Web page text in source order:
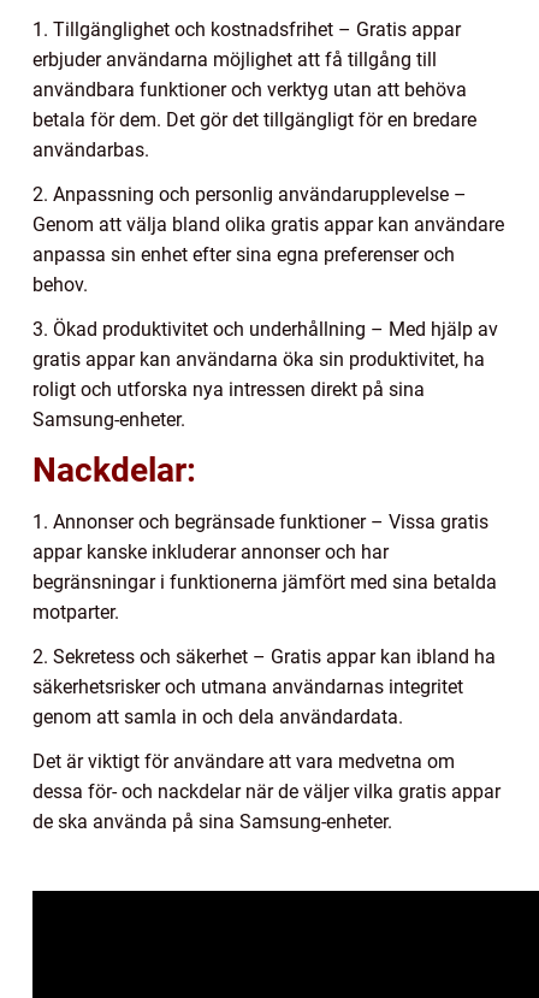
1. Tillgänglighet och kostnadsfrihet – Gratis appar
erbjuder användarna möjlighet att få tillgång till
användbara funktioner och verktyg utan att behöva
betala för dem. Det gör det tillgängligt för en bredare
användarbas.
2. Anpassning och personlig användarupplevelse –
Genom att välja bland olika gratis appar kan användare
anpassa sin enhet efter sina egna preferenser och
behov.
3. Ökad produktivitet och underhållning – Med hjälp av
gratis appar kan användarna öka sin produktivitet, ha
roligt och utforska nya intressen direkt på sina
Samsung-enheter.
Nackdelar:
1. Annonser och begränsade funktioner – Vissa gratis
appar kanske inkluderar annonser och har
begränsningar i funktionerna jämfört med sina betalda
motparter.
2. Sekretess och säkerhet – Gratis appar kan ibland ha
säkerhetsrisker och utmana användarnas integritet
genom att samla in och dela användardata.
Det är viktigt för användare att vara medvetna om
dessa för- och nackdelar när de väljer vilka gratis appar
de ska använda på sina Samsung-enheter.